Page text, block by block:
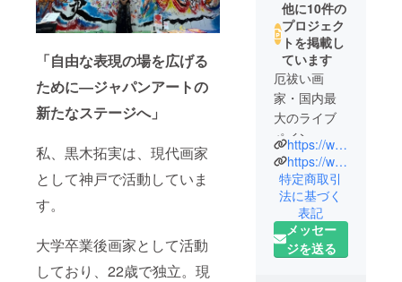
「自由な表現の場を広げる
ために―ジャパンアートの
新たなステージへ」
私、黒木拓実は、現代画家
として神戸で活動していま
す。
大学卒業後画家として活動
しており、22歳で独立。現
他に10件の
プロジェク
トを掲載し
ています
厄祓い画
家・国内最
大のライブ
ペイン
ター。
1998 年香川
県生まれ。
2018 年頃よ
り『厄祓い
https://www.instagram.com/takumikurogi_official/
https://www.youtube.com/@%E3%81%8C%E3%81%8B%E3%81%8F%E3%82%8D%E3%81%8E
特定商取引
法に基づく
表記
メッセー
ジを送る